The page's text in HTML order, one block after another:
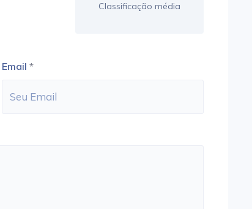
Classificação média
Email *